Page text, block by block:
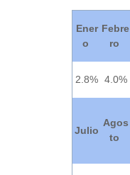
Ener
o
Febre
ro
2.8% 4.0%
Julio
Agos
to